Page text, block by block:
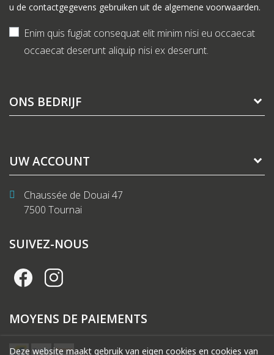
u de contactgegevens gebruiken uit de algemene voorwaarden.
Enim quis fugiat consequat elit minim nisi eu occaecat
occaecat deserunt aliquip nisi ex deserunt.
ONS BEDRIJF
UW ACCOUNT
Chaussée de Douai 47
7500 Tournai
Deze website maakt gebruik van eigen cookies en cookies van
SUIVEZ-NOUS
MOYENS DE PAIEMENTS